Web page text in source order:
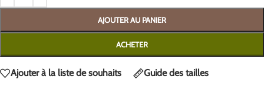
AJOUTER AU PANIER
ACHETER
Ajouter à la liste de souhaits Guide des tailles